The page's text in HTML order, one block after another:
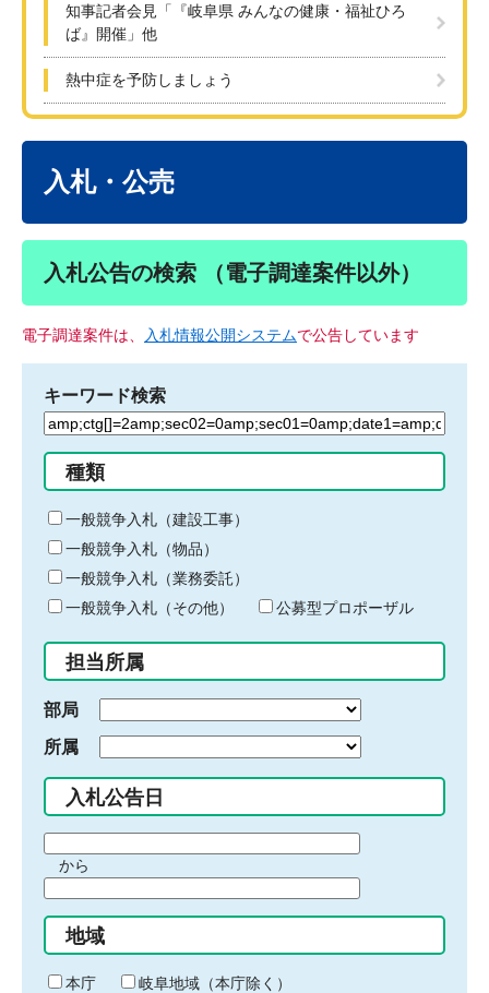
知事記者会見「『岐阜県 みんなの健康・福祉ひろ
ば』開催」他
熱中症を予防しましょう
入札・公売
入札公告の検索 （電子調達案件以外）
電子調達案件は、 入札情報公開システムで公告しています
キーワード検索
検
る
キ
ー
ワ
ー
ド
入
力
種類
一般競争入札（建設工事）
一般競争入札（物品）
一般競争入札（業務委託）
一般競争入札（その他）
公募型プロポーザル
担当所属
部局
所属
入札公告日
間
始
り
から
間
終
わ
地域
本庁
岐阜地域（本庁除く）